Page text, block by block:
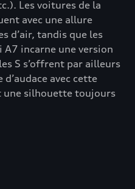
Les voitures de la
avec une allure
d’air, tandis que les
A7 incarne une version
S s’offrent par ailleurs
avec cette
une silhouette toujours